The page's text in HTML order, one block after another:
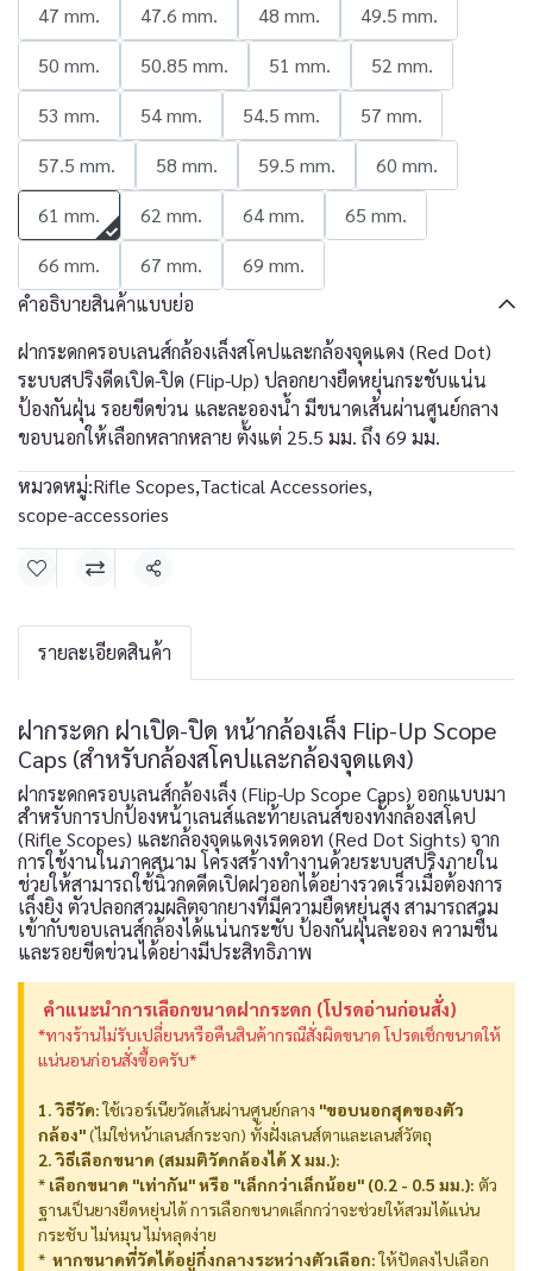
47 mm.
47.6 mm. 48 mm.
49.5 mm.
50 mm.
50.85 mm. 51 mm.
52 mm.
53 mm.
54 mm. 54.5 mm.
57 mm.
57.5 mm.
58 mm. 59.5 mm.
60 mm.
61 mm.
62 mm. 64 mm.
65 mm.
66 mm.
67 mm.
69 mm.
คำอธิบายสินค้าแบบย่อ
ฝากระดกครอบเลนส์กล้องเล็งสโคปและกล้องจุดแดง (Red Dot)
ระบบสปริงดีดเปิด-ปิด (Flip-Up) ปลอกยางยืดหยุ่นกระชับแน่น
ป้องกันฝุ่น รอยขีดข่วน และละอองน้ำ มีขนาดเส้นผ่านศูนย์กลาง
ขอบนอกให้เลือกหลากหลาย ตั้งแต่ 25.5 มม. ถึง 69 มม.
หมวดหมู่:Rifle Scopes,Tactical Accessories,
scope-accessories
แชร์
รายละเอียดสินค้า
ฝากระดก ฝาเปิด-ปิด หน้ากล้องเล็ง Flip-Up Scope
Caps (สำหรับกล้องสโคปและกล้องจุดแดง)
ฝากระดกครอบเลนส์กล้องเล็ง (Flip-Up Scope Caps) ออกแบบมา
สำหรับการปกป้องหน้าเลนส์และท้ายเลนส์ของทั้งกล้องสโคป
(Rifle Scopes) และกล้องจุดแดงเรดดอท (Red Dot Sights) จาก
การใช้งานในภาคสนาม โครงสร้างทำงานด้วยระบบสปริงภายใน
ช่วยให้สามารถใช้นิ้วกดดีดเปิดฝาออกได้อย่างรวดเร็วเมื่อต้องการ
เล็งยิง ตัวปลอกสวมผลิตจากยางที่มีความยืดหยุ่นสูง สามารถสวม
เข้ากับขอบเลนส์กล้องได้แน่นกระชับ ป้องกันฝุ่นละออง ความชื้น
และรอยขีดข่วนได้อย่างมีประสิทธิภาพ
️ คำแนะนำการเลือกขนาดฝากระดก (โปรดอ่านก่อนสั่ง)
*ทางร้านไม่รับเปลี่ยนหรือคืนสินค้ากรณีสั่งผิดขนาด โปรดเช็กขนาดให้
แน่นอนก่อนสั่งซื้อครับ*
1. วิธีวัด:ใช้เวอร์เนียวัดเส้นผ่านศูนย์กลาง "ขอบนอกสุดของตัว
กล้อง"(ไม่ใช่หน้าเลนส์กระจก) ทั้งฝั่งเลนส์ตาและเลนส์วัตถุ
2. วิธีเลือกขนาด (สมมติวัดกล้องได้ X มม.):
* เลือกขนาด "เท่ากัน" หรือ "เล็กกว่าเล็กน้อย" (0.2 - 0.5 มม.): ตัว
ฐานเป็นยางยืดหยุ่นได้ การเลือกขนาดเล็กกว่าจะช่วยให้สวมได้แน่น
กระชับ ไม่หมุน ไม่หลุดง่าย
* ️ หากขนาดที่วัดได้อยู่กึ่งกลางระหว่างตัวเลือก:ให้ปัดลงไปเลือก